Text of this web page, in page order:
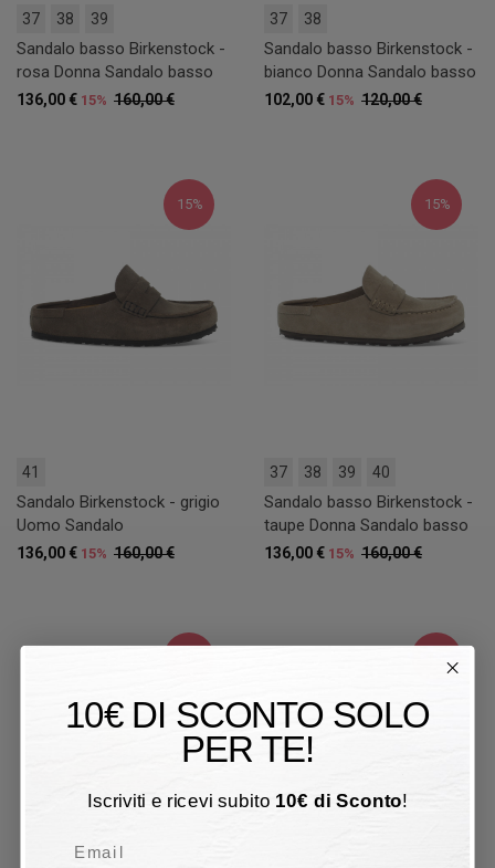
37 38 39
Sandalo basso Birkenstock -
rosa Donna Sandalo basso
160,00 €
136,00 € 15%
37 38
Sandalo basso Birkenstock -
bianco Donna Sandalo basso
120,00 €
102,00 € 15%
15%
41
Sandalo Birkenstock - grigio
Uomo Sandalo
160,00 €
136,00 € 15%
15%
37 38 39 40
Sandalo basso Birkenstock -
taupe Donna Sandalo basso
160,00 €
136,00 € 15%
10€ DI SCONTO SOLO
PER TE!
Iscriviti e ricevi subito 10€ di Sconto!